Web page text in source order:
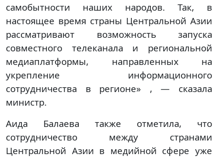
самобытности наших народов. Так, в
настоящее время страны Центральной Азии
рассматривают возможность запуска
совместного телеканала и региональной
медиаплатформы, направленных на
укрепление информационного
сотрудничества в регионе» , — сказала
министр.
Аида Балаева также отметила, что
сотрудничество между странами
Центральной Азии в медийной сфере уже